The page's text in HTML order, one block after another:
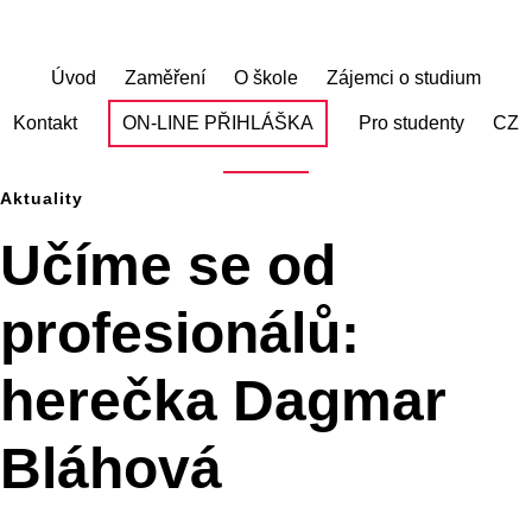
Úvod Zaměření O škole Zájemci o studium
Kontakt ON-LINE PŘIHLÁŠKA Pro studenty CZ
Aktuality
Učíme se od
profesionálů:
herečka Dagmar
Bláhová